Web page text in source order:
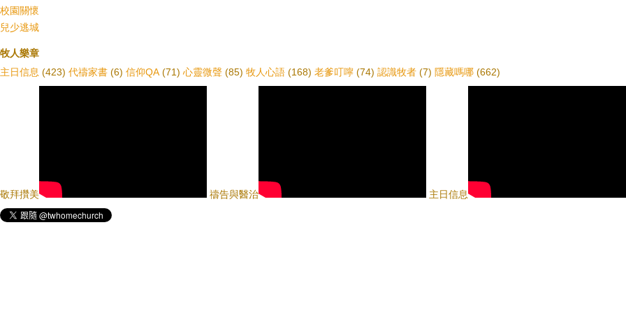
校園關懷
兒少逃城
牧人樂章
主日信息 (423) 代禱家書 (6) 信仰QA (71) 心靈微聲 (85) 牧人心語 (168) 老爹叮嚀 (74) 認識牧者 (7) 隱藏嗎哪 (662)
敬拜攢美 禱告與醫治 主日信息